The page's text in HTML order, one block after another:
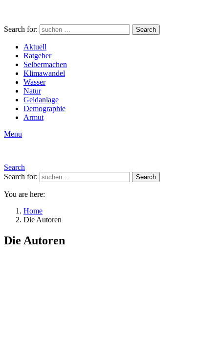
Search for: Search
Aktuell
Ratgeber
Selbermachen
Klimawandel
Wasser
Natur
Geldanlage
Demographie
Armut
Menu
Search
Search for:
Search
You are here:
Home
Die Autoren
Die Autoren